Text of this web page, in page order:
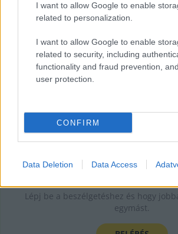
I want to allow Google to enable
related to personalization.
I want to allow Google to enable
related to security, including
functionality and fraud prevention,
user protection.
CONFIRM
Data Deletion Data Access
Lépj be a beszélgetéshez és hogy
egymást.